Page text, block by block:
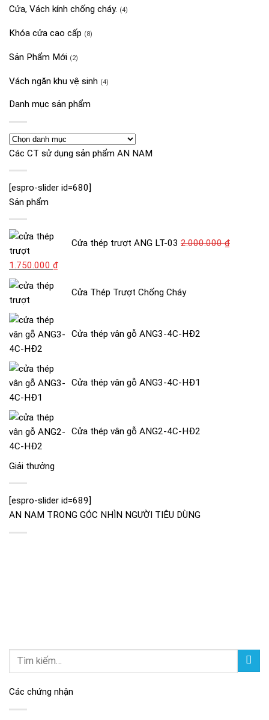
Cửa, Vách kính chống cháy. (4)
Khóa cửa cao cấp (8)
Sản Phẩm Mới (2)
Vách ngăn khu vệ sinh (4)
Danh mục sản phẩm
Các CT sử dụng sản phẩm AN NAM
[espro-slider id=680]
Sản phẩm
Cửa thép trượt ANG LT-03 2.000.000₫
Giá
gốc
1.750.000 ₫Giá
Cửa Thép Trượt Chống Cháy
Cửa thép vân gỗ ANG3-4C-HĐ2
Cửa thép vân gỗ ANG3-4C-HĐ1
Cửa thép vân gỗ ANG2-4C-HĐ2
Giải thưởng
[espro-slider id=689]
AN NAM TRONG GÓC NHÌN NGƯỜI TIÊU DÙNG
Các chứng nhận